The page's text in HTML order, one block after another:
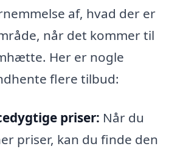
af, hvad der er
når det kommer til
Her er nogle
flere tilbud:
priser: Når du
priser, kan du finde den